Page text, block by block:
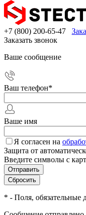
+7 (800) 200-65-47
Заказать звонок
Ваше сообщение
Ваш телефон*
Ваше имя
Я согласен на
Защита от
Введите символы с
* - Поля, обязательные